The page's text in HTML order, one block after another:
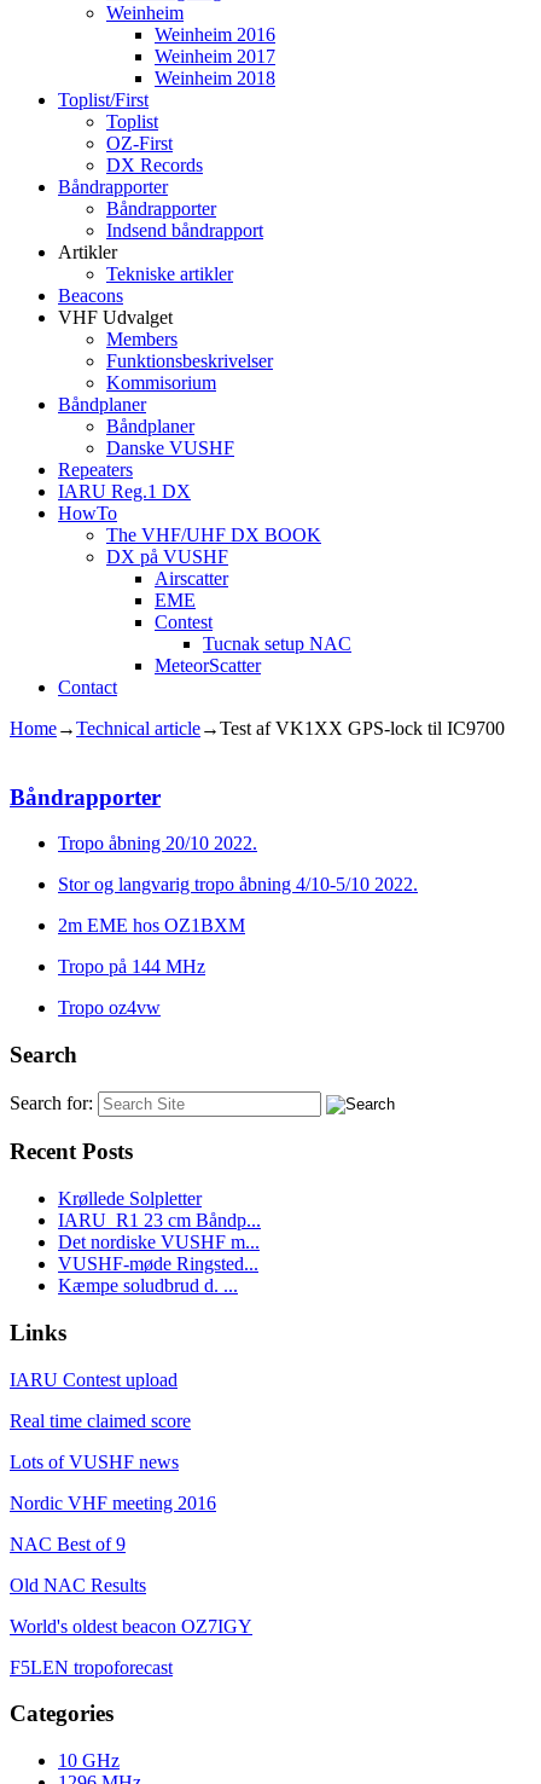
Weinheim
Weinheim 2016
Weinheim 2017
Weinheim 2018
Toplist/First
Toplist
OZ-First
DX Records
Båndrapporter
Båndrapporter
Indsend båndrapport
Artikler
Tekniske artikler
Beacons
VHF Udvalget
Members
Funktionsbeskrivelser
Kommisorium
Båndplaner
Båndplaner
Danske VUSHF
Repeaters
IARU Reg.1 DX
HowTo
The VHF/UHF DX BOOK
DX på VUSHF
Airscatter
EME
Contest
Tucnak setup NAC
MeteorScatter
Contact
Home→Technical article→Test af VK1XX GPS-lock til IC9700
Båndrapporter
Tropo åbning 20/10 2022.
Stor og langvarig tropo åbning 4/10-5/10 2022.
2m EME hos OZ1BXM
Tropo på 144 MHz
Tropo oz4vw
Search
Search for:
Recent Posts
Krøllede Solpletter
IARU_R1 23 cm Båndp...
Det nordiske VUSHF m...
VUSHF-møde Ringsted...
Kæmpe soludbrud d. ...
Links
IARU Contest upload
Real time claimed score
Lots of VUSHF news
Nordic VHF meeting 2016
NAC Best of 9
Old NAC Results
World's oldest beacon OZ7IGY
F5LEN tropoforecast
Categories
10 GHz